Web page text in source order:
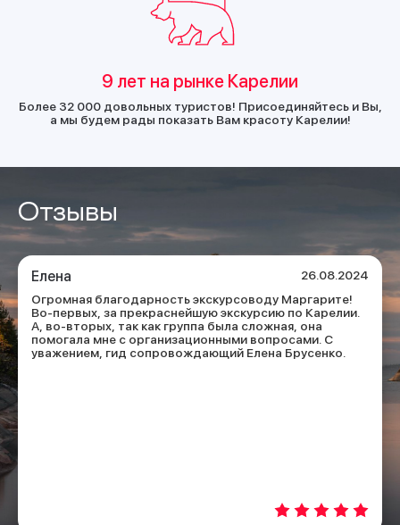
9 лет на рынке Карелии
Более 32 000 довольных туристов! Присоединяйтесь и Вы,
а мы будем рады показать Вам красоту Карелии!
Отзывы
Елена
26.08.2024
Огромная благодарность экскурсоводу Маргарите!
Во-первых, за прекраснейшую экскурсию по Карелии.
А, во-вторых, так как группа была сложная, она
помогала мне с организационными вопросами. С
уважением, гид сопровождающий Елена Брусенко.